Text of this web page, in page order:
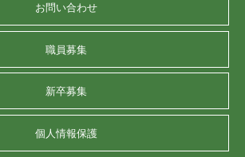
お問い合わせ
職員募集
新卒募集
個人情報保護